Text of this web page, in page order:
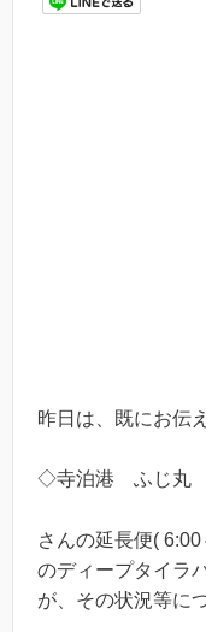
昨日は、既にお伝
◇寺泊港 ふじ丸
さんの延長便(
のディープタイラ
が、その状況等に